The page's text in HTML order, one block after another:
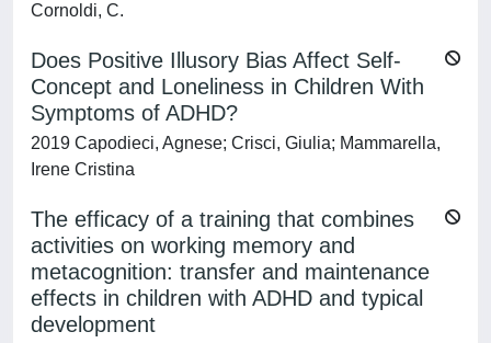
Cornoldi, C.
Does Positive Illusory Bias Affect Self-
Concept and Loneliness in Children With
Symptoms of ADHD?
2019 Capodieci, Agnese; Crisci, Giulia; Mammarella,
Irene Cristina
The efficacy of a training that combines
activities on working memory and
metacognition: transfer and maintenance
effects in children with ADHD and typical
development